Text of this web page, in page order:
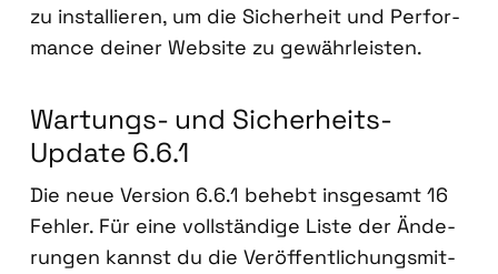
zu instal­lie­ren, um die Sicher­heit und Per­for­
mance dei­ner Web­site zu gewähr­leis­ten.
War­tungs- und Sicher­heits-
Update 6.6.1
Die neue Ver­si­on 6.6.1 behebt ins­ge­samt 16
Feh­ler. Für eine voll­stän­di­ge Lis­te der Ände­
run­gen kannst du die Ver­öf­fent­li­chungs­mit­